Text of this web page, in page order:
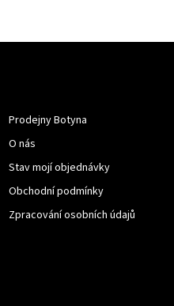
Prodejny Botyna
O nás
Stav mojí objednávky
Obchodní podmínky
Zpracování osobních údajů